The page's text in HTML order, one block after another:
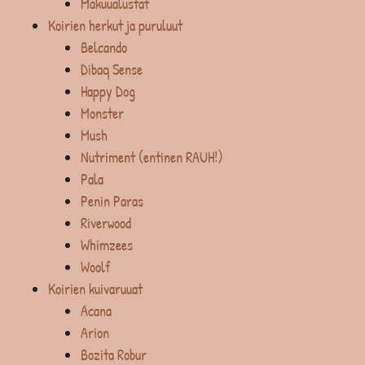
Koirien herkut ja puruluut
Belcando
Dibaq Sense
Happy Dog
Monster
Mush
Nutriment (entinen RAUH!)
Pala
Penin Paras
Riverwood
Whimzees
Woolf
Koirien kuivaruuat
Acana
Arion
Bozita Robur